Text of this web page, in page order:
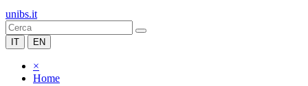
unibs.it
IT EN
×
Home